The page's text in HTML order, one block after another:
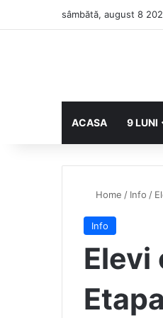
sâmbătă, august 8
ACASA 9 LUNI
Home / Info /
Info
Elevi